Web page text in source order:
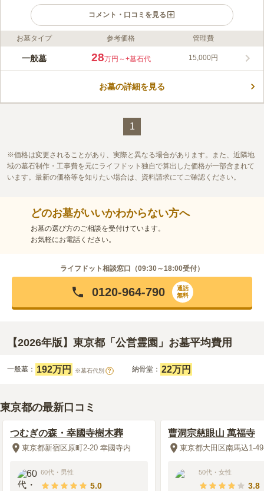
コメント・口コミを見る
ライフドット編集部のコメント
三宅村営 阿古第二墓地は、東海汽船伊ヶ谷港の近くにある、三
用については、空き区画が出た際に不定期で行われる村役場での
この霊園はまだ誰からも評価されていません。
お墓タイプ 参考価格 管理費
一般墓 28万円～+墓石代 15,000円
お墓の詳細を見る
1
価格は変更されることがあり、実際と異なる場合があります。また、近隣地
域の墓石制作・工事費を元にライフドット独自で算出した価格が一部含まれて
います。最新の価格等を知りたい場合は、資料請求にてご確認ください。
どのお墓がいいかわからない方へ
お墓の選び方のご相談を受付けています。
お気軽にお電話ください。
ライフドット相談窓口（09:30～18:00受付）
0120-964-790
通話
無料
【2026年版】東京都「公営霊園」お墓平均費用
一般墓： 192万円 ※墓石代別 ? 納骨堂： 22万円
東京都の最新口コミ
つむぎの森・幸國寺樹木葬
東京都新宿区原町2-20 幸國寺内
60代 ・ 男性
5.0
曹洞宗慈眼山 萬福寺
東京都大田区南馬込1-
50代 ・ 女性
3.8